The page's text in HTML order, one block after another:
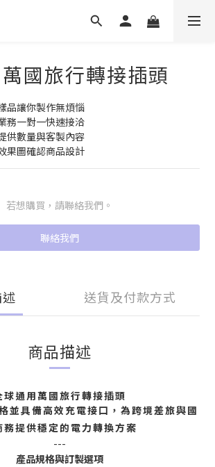
國旅行轉接插頭
品讓你製作無煩惱
務一對一快速接洽
供數量與客製內容
果圖確認商品設計
若想購買，請聯絡我們。
聯絡我們
送貨及付款方式
商品描述
球通用萬國旅行轉接插頭
並具備高效充電接口，為跨境差旅與國
務提供穩定的電力轉換方案
---
產品規格與訂製選項